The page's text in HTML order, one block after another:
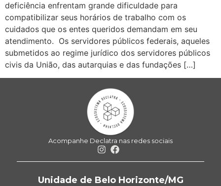
deficiência enfrentam grande dificuldade para
compatibilizar seus horários de trabalho com os
cuidados que os entes queridos demandam em seu
atendimento. Os servidores públicos federais, aqueles
submetidos ao regime jurídico dos servidores públicos
civis da União, das autarquias e das fundações […]
Acompanhe Declatra nas redes sociais
Unidade de Belo Horizonte/MG